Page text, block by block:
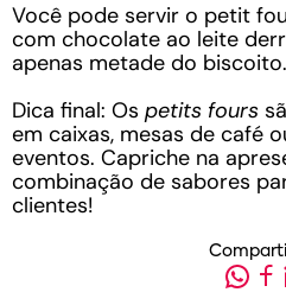
Você pode servir o petit
com chocolate ao leite
apenas metade do biscoito.
Dica final: Os petits fours
em caixas, mesas de café
eventos. Capriche na
combinação de sabores
clientes!